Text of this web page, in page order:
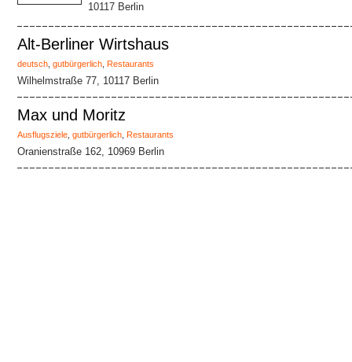
10117 Berlin
Alt-Berliner Wirtshaus
deutsch gutbürgerlich Restaurants
Wilhelmstraße 77, 10117 Berlin
Max und Moritz
Ausflugsziele gutbürgerlich Restaurants
Oranienstraße 162, 10969 Berlin